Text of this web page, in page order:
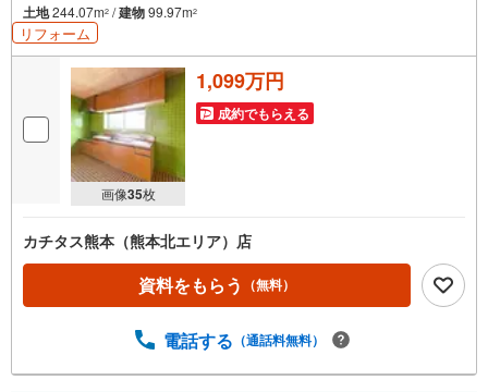
土地244.07m2 /建物99.97m2
リフォーム
画像35枚
1,099万円
成約でもらえる
カチタス熊本（熊本北エリア）店
資料をもらう （無料）
電話する （通話料無料）